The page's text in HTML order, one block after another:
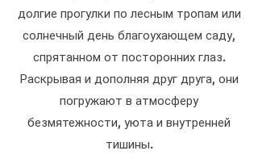
долгие прогулки по лесным тропам или
солнечный день благоухающем саду,
спрятанном от посторонних глаз.
Раскрывая и дополняя друг друга, они
погружают в атмосферу
безмятежности, уюта и внутренней
тишины.